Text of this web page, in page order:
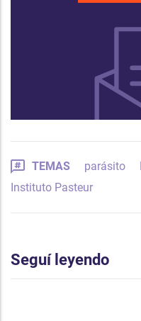
TEMAS parásito
Instituto Pasteur
Seguí leyendo